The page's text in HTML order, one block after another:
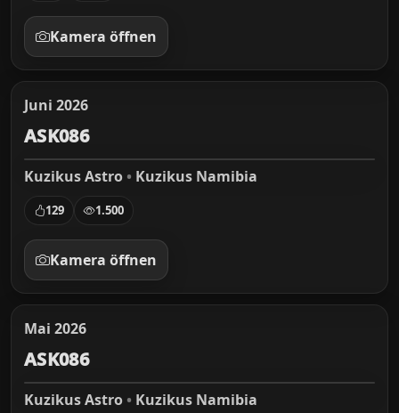
Kamera öffnen
Juni 2026
ASK086
Kuzikus Astro • Kuzikus Namibia
129 1.500
Kamera öffnen
Mai 2026
ASK086
Kuzikus Astro • Kuzikus Namibia